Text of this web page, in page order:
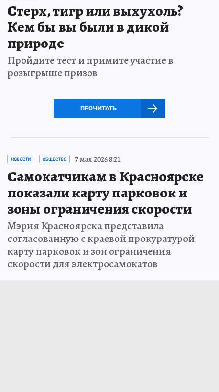
Стерх, тигр или выхухоль?
Кем бы вы были в дикой
природе
Пройдите тест и примите участие в
розыгрыше призов
ПРОЧИТАТЬ
НОВОСТИ ОБЩЕСТВО 7 мая 2026 8:21
Самокатчикам в Красноярске
показали карту парковок и
зоны ограничения скорости
Мэрия Красноярска представила
согласованную с краевой прокуратурой
карту парковок и зон ограничения
скорости для электросамокатов